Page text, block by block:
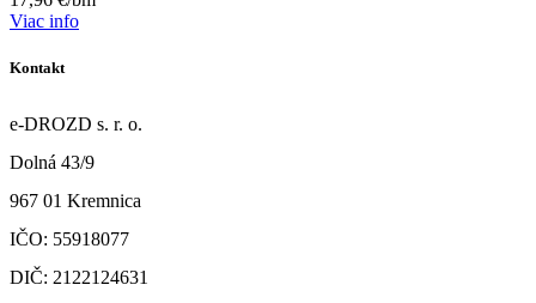
Viac info
Kontakt
e-DROZD s. r. o.
Dolná 43/9
967 01 Kremnica
IČO: 55918077
DIČ: 2122124631